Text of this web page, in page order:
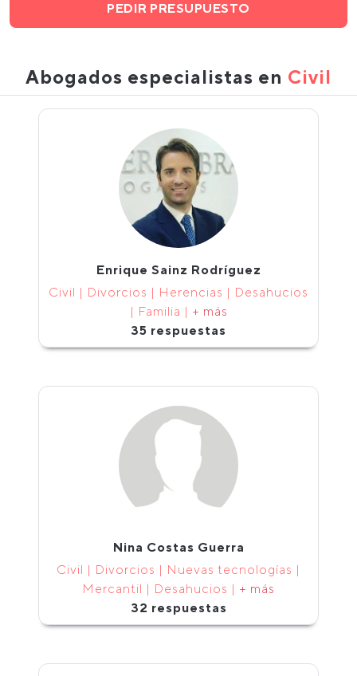
PEDIR PRESUPUESTO
Abogados especialistas en Civil
Enrique Sainz Rodríguez
Civil | Divorcios | Herencias | Desahucios
| Familia | + más
35 respuestas
Nina Costas Guerra
Civil | Divorcios | Nuevas tecnologías |
Mercantil | Desahucios | + más
32 respuestas